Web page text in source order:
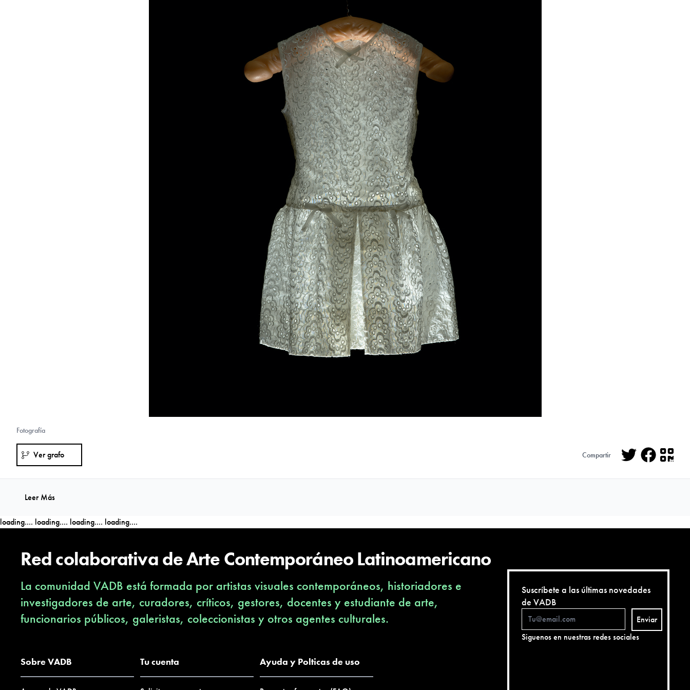
Fotografía
Ver grafo Compartir
Leer Más
loading.... loading.... loading.... loading....
Red colaborativa de Arte Contemporáneo Latinoamericano
La comunidad VADB está formada por artistas visuales contemporáneos, historiadores e
investigadores de arte, curadores, críticos, gestores, docentes y estudiante de arte,
funcionarios públicos, galeristas, coleccionistas y otros agentes culturales.
Sobre VADB Tu cuenta Ayuda y Polticas de uso
Suscríbete a las últimas novedades
de VADB
Enviar
Siguenos en nuestras redes sociales